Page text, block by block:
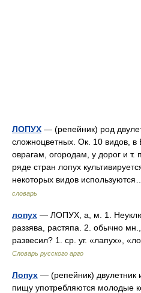
ЛОПУХ — (репейник) род
сложноцветных. Ок. 10 видов, в
оврагам, огородам, у дорог и
ряде стран лопух
некоторых видов
словарь
лопух — ЛОПУХ, а, м. 1.
раззява, растяпа. 2. обычно
развесил? 1. ср. уг. «лапух»,
Словарь русского арго
Лопух — (репейник) двулетник
пищу употребляются молодые